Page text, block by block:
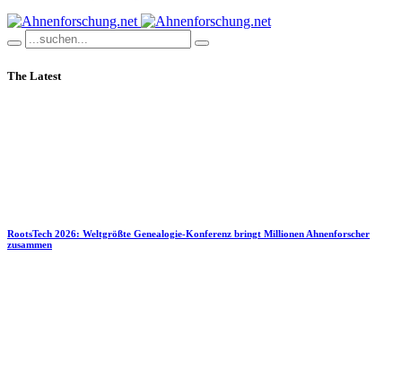
The Latest
RootsTech 2026: Weltgrößte Genealogie-Konferenz bringt Millionen Ahnenforscher
zusammen